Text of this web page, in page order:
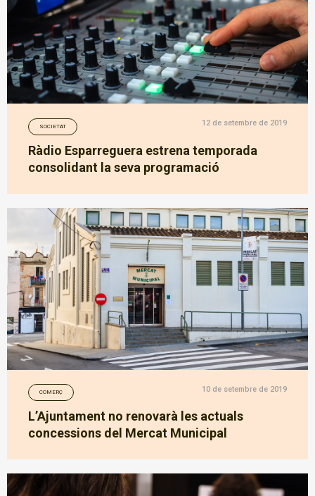
SOCIETAT 12 de setembre de 2019
Ràdio Esparreguera estrena temporada
consolidant la seva programació
COMERÇ 10 de setembre de 2019
L’Ajuntament no renovarà les actuals
concessions del Mercat Municipal